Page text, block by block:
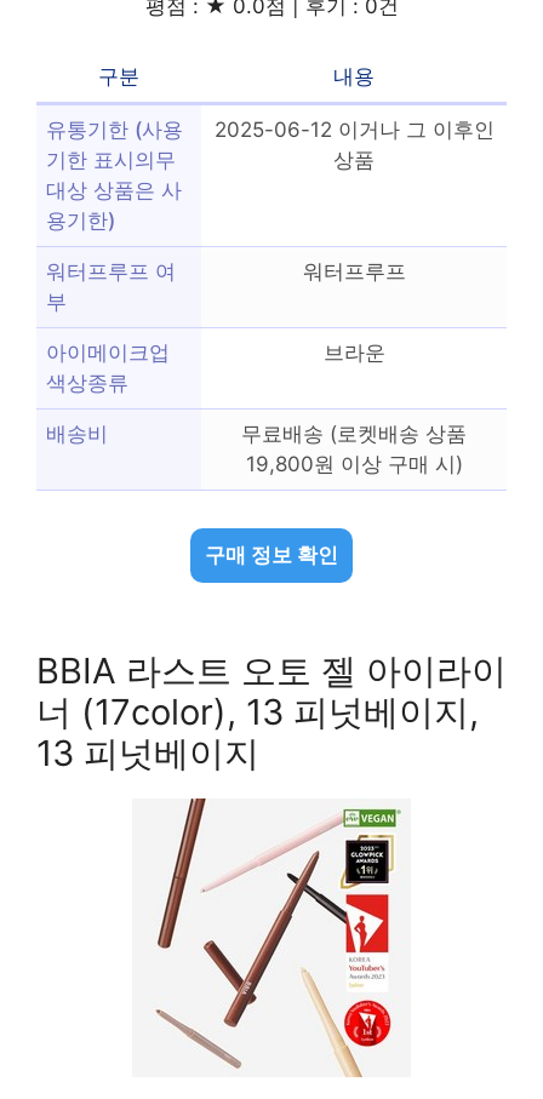
평점 : ★ 0.0점 | 후기 : 0건
구분 내용
유통기한 (사용
기한 표시의무
대상 상품은 사
용기한)
2025-06-12 이거나 그 이후인
상품
워터프루프 여
부
워터프루프
아이메이크업
색상종류
브라운
배송비
무료배송 (로켓배송 상품
19,800원 이상 구매 시)
구매 정보 확인
BBIA 라스트 오토 젤 아이라이
너 (17color), 13 피넛베이지,
13 피넛베이지